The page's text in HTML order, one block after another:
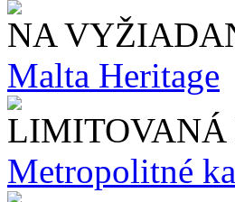
NA
Malta Heritage
LIMITOVANÁ
Metropolitné